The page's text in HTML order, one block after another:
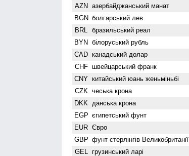
AZN азербайджанський манат
BGN болгарський лев
BRL бразильський реал
BYN білоруський рубль
CAD канадський долар
CHF швейцарський франк
CNY китайський юань женьмiньбi
CZK чеська крона
DKK данська крона
EGP єгипетський фунт
EUR Євро
GBP фунт стерлінгів Велико­британії
GEL грузинський ларі